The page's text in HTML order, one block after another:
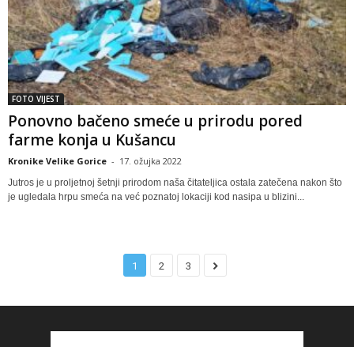
FOTO VIJEST
Ponovno bačeno smeće u prirodu pored
farme konja u Kušancu
Kronike Velike Gorice - 17. ožujka 2022
Jutros je u proljetnoj šetnji prirodom naša čitateljica ostala zatečena nakon što
je ugledala hrpu smeća na već poznatoj lokaciji kod nasipa u blizini...
1 2 3